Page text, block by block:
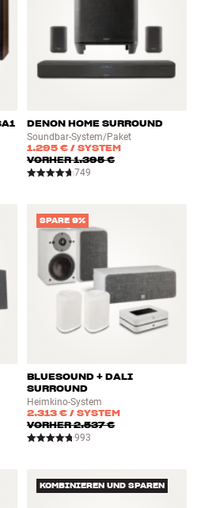
DENON HOME SURROUND
Soundbar-System/Paket
1.295 € / SYSTEM
VORHER1.395 €
749
SPARE 9%
BLUESOUND + DALI
SURROUND
Heimkino-System
2.313 € / SYSTEM
VORHER2.537 €
993
KOMBINIEREN UND SPAREN